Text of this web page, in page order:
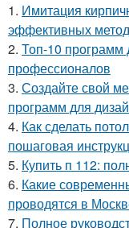
1. Имитация
эффективных
2. Топ-10 программ
профессионалов
3. Создайте свой
программ для
4. Как сделать
пошаговая
5. Купить п 112:
6. Какие
проводятся в
7. Полное